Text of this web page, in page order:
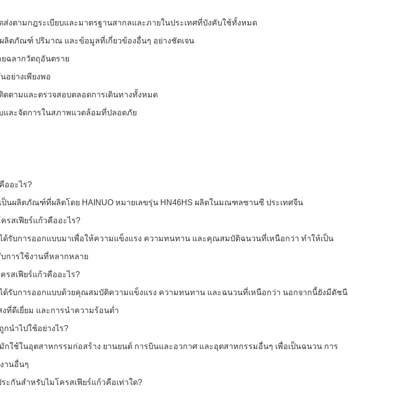
ส่งตามกฎระเบียบและมาตรฐานสากลและภายในประเทศที่บังคับใช้ทั้งหมด
ลิตภัณฑ์ ปริมาณ และข้อมูลที่เกี่ยวข้องอื่นๆ อย่างชัดเจน
ฉลากวัตถุอันตราย
อย่างเพียงพอ
ดตามและตรวจสอบตลอดการเดินทางทั้งหมด
และจัดการในสภาพแวดล้อมที่ปลอดภัย
ออะไร?
ป็นผลิตภัณฑ์ที่ผลิตโดย HAINUO หมายเลขรุ่น HN46HS ผลิตในมณฑลซานซี ประเทศจีน
รสเฟียร์แก้วคืออะไร?
ด้รับการออกแบบมาเพื่อให้ความแข็งแรง ความทนทาน และคุณสมบัติฉนวนที่เหนือกว่า ทำให้เป็น
การใช้งานที่หลากหลาย
สเฟียร์แก้วคืออะไร?
ด้รับการออกแบบด้วยคุณสมบัติความแข็งแรง ความทนทาน และฉนวนที่เหนือกว่า นอกจากนี้ยังมีดัชนี
ที่ดีเยี่ยม และการนำความร้อนต่ำ
กนำไปใช้อย่างไร?
กใช้ในอุตสาหกรรมก่อสร้าง ยานยนต์ การบินและอวกาศ และอุตสาหกรรมอื่นๆ เพื่อเป็นฉนวน การ
านอื่นๆ
ระกันสำหรับไมโครสเฟียร์แก้วคือเท่าใด?